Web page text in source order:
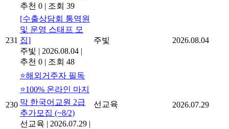
추천 0 | 조회 39
231
[수출상담회 통역원
및 운영 스태프 모
집]
주빛 | 2026.08.04 |
추천 0 | 조회 48
주빛 2026.08.04
230
⭐해외거주자 필독
⭐100% 온라인 마지
막 한국어교원 2급
추가모집 (~8/2)
선교육 | 2026.07.29 |
선교육 2026.07.29